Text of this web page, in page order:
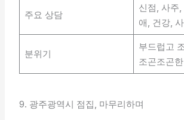
주요 상담
신점, 사주
애, 건강,
분위기
부드럽고
조곤조곤
9. 광주광역시 점집, 마무리하며